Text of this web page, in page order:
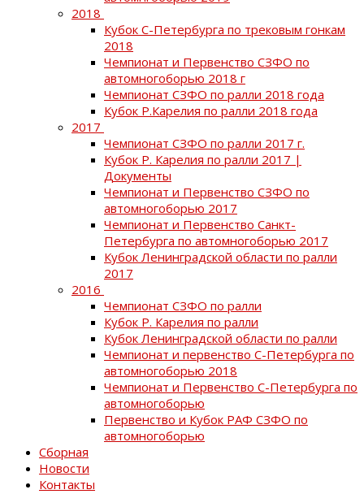
2018
Кубок С-Петербурга по трековым гонкам
2018
Чемпионат и Первенство СЗФО по
автомногоборью 2018 г
Чемпионат СЗФО по ралли 2018 года
Кубок Р.Карелия по ралли 2018 года
2017
Чемпионат СЗФО по ралли 2017 г.
Кубок Р. Карелия по ралли 2017 |
Документы
Чемпионат и Первенство СЗФО по
автомногоборью 2017
Чемпионат и Первенство Санкт-
Петербурга по автомногоборью 2017
Кубок Ленинградской области по ралли
2017
2016
Чемпионат СЗФО по ралли
Кубок Р. Карелия по ралли
Кубок Ленинградской области по ралли
Чемпионат и первенство С-Петербурга по
автомногоборью 2018
Чемпионат и Первенство С-Петербурга по
автомногоборью
Первенство и Кубок РАФ СЗФО по
автомногоборью
Сборная
Новости
Контакты